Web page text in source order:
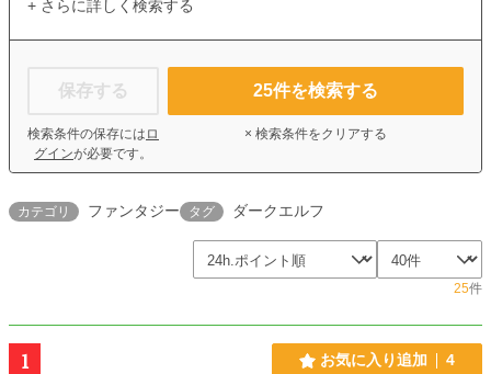
+ さらに詳しく検索する
保存する
検索条件の保存には ロ
グインが必要です。
25件を検索する
× 検索条件をクリアする
カテゴリ ファンタジー タグ ダークエルフ
25件
1 お気に入り追加 4